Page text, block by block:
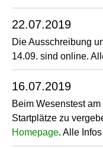
22.07.2019
Die Ausschreibung
14.09. sind online.
16.07.2019
Beim Wesenstest
Startplätze zu
Homepage. Alle